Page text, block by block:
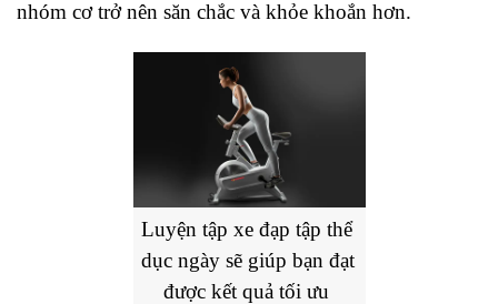
nhóm cơ trở nên săn chắc và khỏe khoắn hơn.
Luyện tập xe đạp tập thể
dục ngày sẽ giúp bạn đạt
được kết quả tối ưu